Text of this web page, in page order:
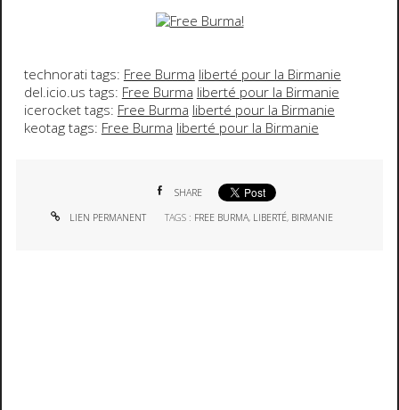
technorati tags: Free Burma liberté pour la Birmanie
del.icio.us tags: Free Burma liberté pour la Birmanie
icerocket tags: Free Burma liberté pour la Birmanie
keotag tags: Free Burma liberté pour la Birmanie
SHARE
LIEN PERMANENT TAGS : FREE BURMA, LIBERTÉ, BIRMANIE